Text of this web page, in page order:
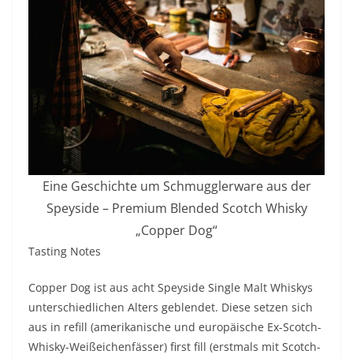
Eine Geschichte um Schmugglerware aus der
Speyside – Premium Blended Scotch Whisky
„Copper Dog“
Tasting Notes
Copper Dog ist aus acht Speyside Single Malt Whiskys
unterschiedlichen Alters geblendet. Diese setzen sich
aus in refill (amerikanische und europäische Ex-Scotch-
Whisky-Weißeichenfässer) first fill (erstmals mit Scotch-